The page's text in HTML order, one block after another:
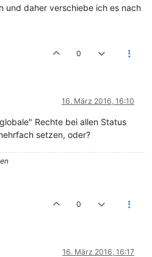
und daher verschiebe ich es nach
0
16. März 2016, 16:10
Rechte bei allen Status
setzen, oder?
0
16. März 2016, 16:17